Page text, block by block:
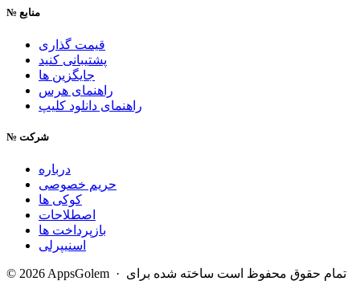
№ منابع
قیمت گذاری
پشتیبانی کنید
جایگزین ها
راهنمای هرس
راهنمای دانلود کلیپ
№ شرکت
درباره
حریم خصوصی
کوکی ها
اصطلاحات
بازپرداخت ها
اسنیپرلی
© 2026 AppsGolem · تمام حقوق محفوظ است ساخته شده برای